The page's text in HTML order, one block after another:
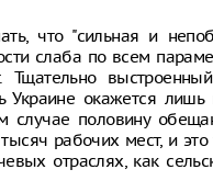
что "сильная и
слаба по всем
Тщательно
окажется
случае половину
рабочих мест, и
отраслях, как